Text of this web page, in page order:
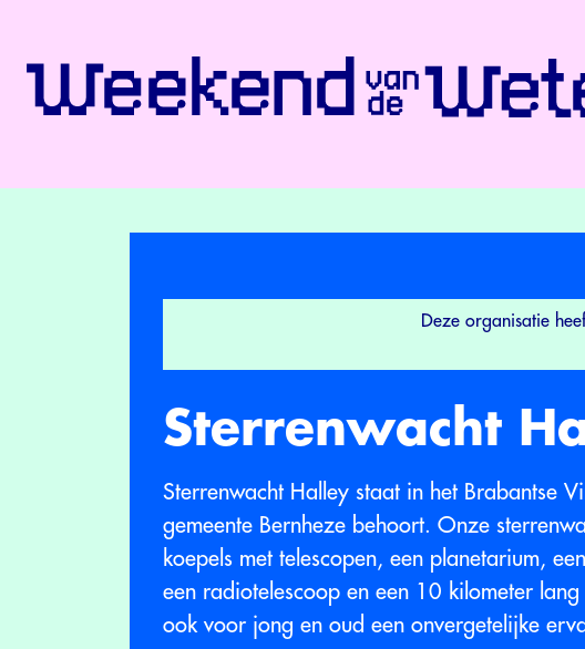
Deze organisatie
Sterrenwacht
Sterrenwacht Halley staat in het Brabantse
gemeente Bernheze behoort. Onze
koepels met telescopen, een planetarium,
een radiotelescoop en een 10 kilometer
ook voor jong en oud een onvergetelijke